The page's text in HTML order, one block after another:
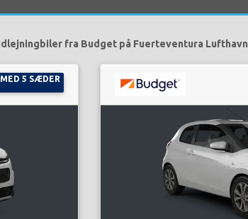
fra Budget på Fuerteventura
5 SÆDER